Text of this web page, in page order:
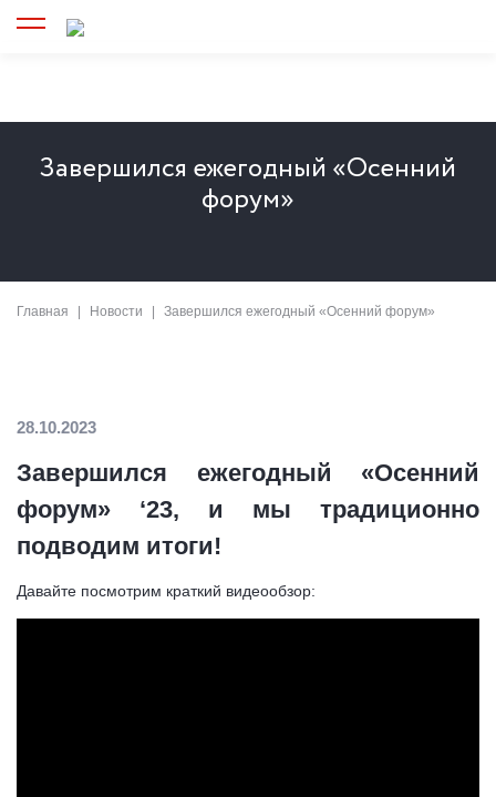
Завершился ежегодный «Осенний
форум»
Главная Новости Завершился ежегодный «Осенний форум»
28.10.2023
Завершился ежегодный «Осенний
форум» ‘23, и мы традиционно
подводим итоги!
Давайте посмотрим краткий видеообзор: